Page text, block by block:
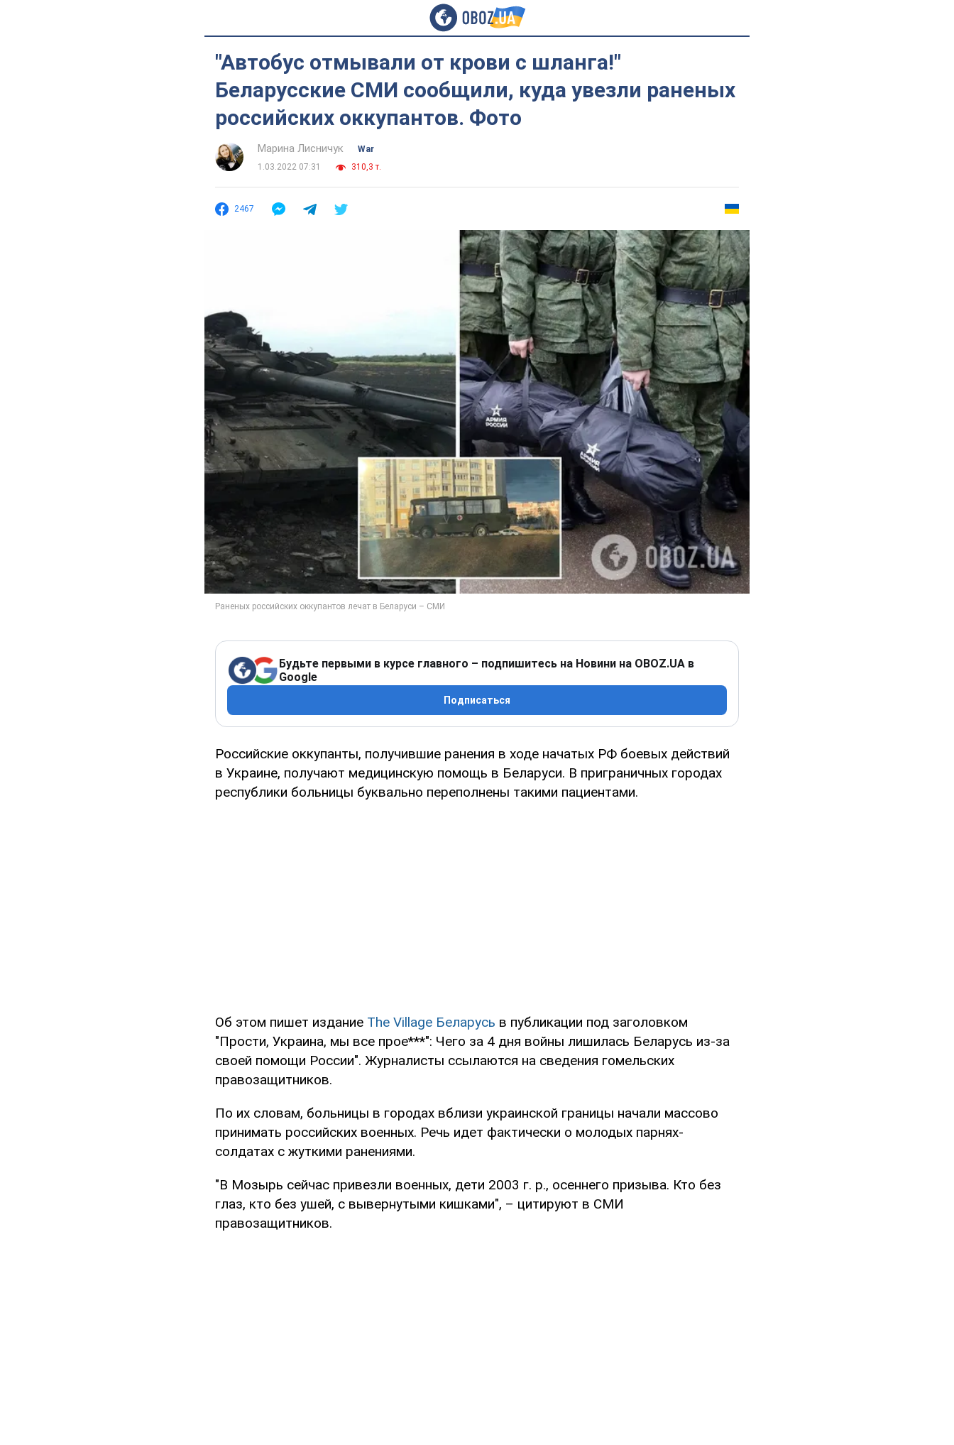
"Автобус отмывали от крови с шланга!"
Беларусские СМИ сообщили, куда увезли раненых
российских оккупантов. Фото
Марина Лисничук
War
1.03.2022 07:31
310,3 т.
2467
Будьте первыми в курсе главного – подпишитесь на Новини на OBOZ.UA в
Google
Подписаться
Российские оккупанты, получившие ранения в ходе начатых РФ боевых действий
в Украине, получают медицинскую помощь в Беларуси. В приграничных городах
республики больницы буквально переполнены такими пациентами.
Об этом пишет издание The Village Беларусь в публикации под заголовком
"Прости, Украина, мы все прое***": Чего за 4 дня войны лишилась Беларусь из-за
своей помощи России". Журналисты ссылаются на сведения гомельских
правозащитников.
По их словам, больницы в городах вблизи украинской границы начали массово
принимать российских военных. Речь идет фактически о молодых парнях-
солдатах с жуткими ранениями.
"В Мозырь сейчас привезли военных, дети 2003 г. р., осеннего призыва. Кто без
глаз, кто без ушей, с вывернутыми кишками", – цитируют в СМИ
правозащитников.